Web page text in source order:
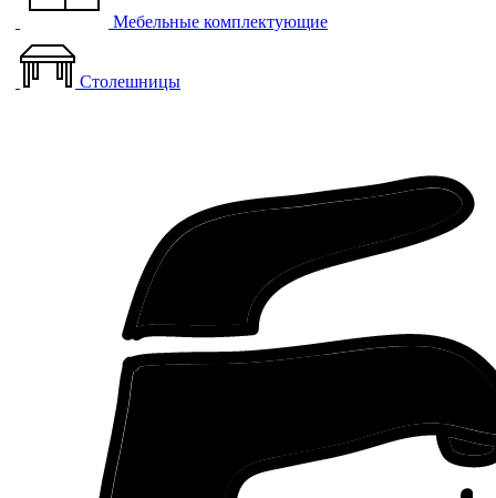
Мебельные комплектующие
Столешницы